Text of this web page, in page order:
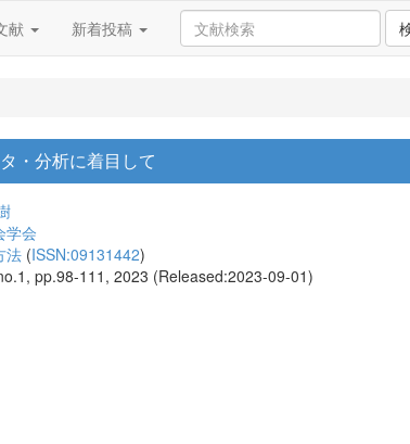
献 新着投稿
・分析に着目して
学会
法 (ISSN:09131442)
pp.98-111, 2023 (Released:2023-09-01)